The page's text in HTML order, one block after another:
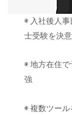
◉ 入社後人
士受験を決意
◉ 地方在住
強
◉ 複数ツー